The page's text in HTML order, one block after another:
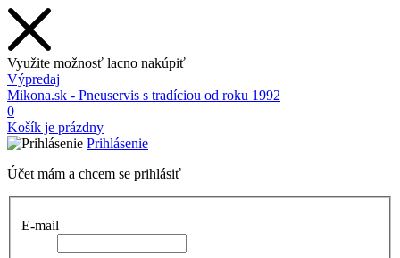
Využite možnosť lacno nakúpiť
Výpredaj
Mikona.sk - Pneuservis s tradíciou od roku 1992
0
Košík je prázdny
Prihlásenie
Účet mám a chcem se prihlásiť
E-mail